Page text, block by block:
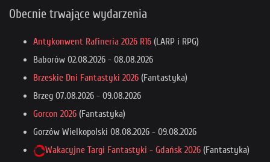
Obecnie trwające wydarzenia
Antykonwent Rafineria 2026 R16 (LARP i RPG)
Baborów 02.08.2026 - 08.08.2026
Brzeskie Dni Fantastyki 2026 (Fantastyka)
Brzeg 07.08.2026 - 09.08.2026
Gorcon 2026 (Fantastyka)
Gorzów Wielkopolski 08.08.2026 - 09.08.2026
Wakacyjne Targi Fantastyki - Gdańsk 2026 (Fantastyka)